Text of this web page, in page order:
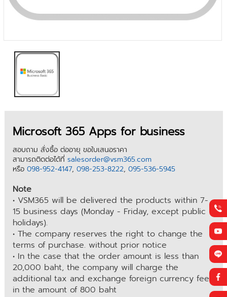
Microsoft 365 Apps for business
สอบถาม สั่งซื้อ ต่ออายุ ขอใบเสนอราคา
สามารถติดต่อได้ที่ salesorder@vsm365.com
หรือ 098-952-4147, 098-253-8222, 095-536-5945
Note
• VSM365 will be delivered the products within 7-
15 business days (Monday - Friday, except public
holidays).
• The company reserves the right to change the
terms of purchase. without prior notice
• In the case that the order amount is less than
20,000 baht, the company will charge the
additional tax and exchange foreign currency fee
in the amount of 800 baht